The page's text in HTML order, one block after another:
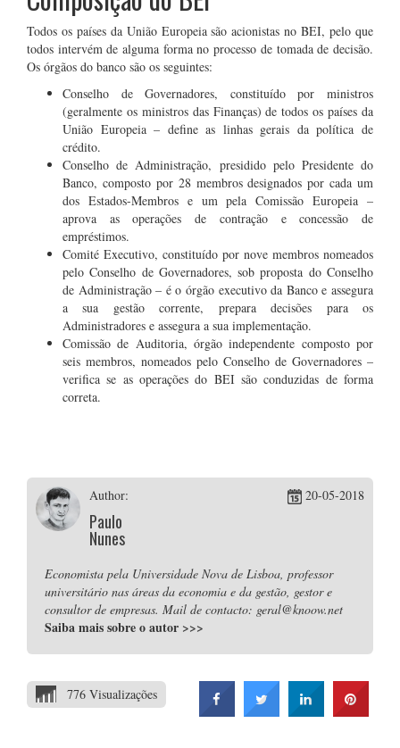
Todos os países da União Europeia são acionistas no BEI, pelo que
todos intervém de alguma forma no processo de tomada de decisão.
Os órgãos do banco são os seguintes:
Conselho de Governadores, constituído por ministros
(geralmente os ministros das Finanças) de todos os países da
União Europeia – define as linhas gerais da política de
crédito.
Conselho de Administração, presidido pelo Presidente do
Banco, composto por 28 membros designados por cada um
dos Estados-Membros e um pela Comissão Europeia –
aprova as operações de contração e concessão de
empréstimos.
Comité Executivo, constituído por nove membros nomeados
pelo Conselho de Governadores, sob proposta do Conselho
de Administração– é o órgão executivo da Banco e assegura
a sua gestão corrente, prepara decisões para os
Administradores e assegura a sua implementação.
Comissão de Auditoria, órgão independente composto por
seis membros, nomeados pelo Conselho de Governadores –
verifica se as operações do BEI são conduzidas de forma
correta.
Author:
Paulo
Nunes
20-05-2018
Economista pela Universidade Nova de Lisboa, professor
universitário nas áreas da economia e da gestão, gestor e
consultor de empresas. Mail de contacto: geral@knoow.net
Saiba mais sobre o autor >>>
776 Visualizações